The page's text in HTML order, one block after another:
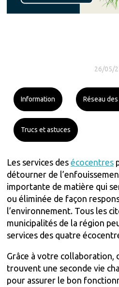
26/05/
Information Réseau
Trucs et astuces
Les services des écocentres
détourner de
importante de matière qui
ou éliminée de façon
l’environnement. Tous les
municipalités de la région
services des quatre
Grâce à votre collaboration,
trouvent une seconde vie
pour assurer le bon